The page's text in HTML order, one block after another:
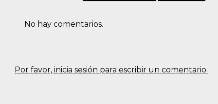
Por favor, inicia sesión para escribir un comentario.
No hay comentarios.